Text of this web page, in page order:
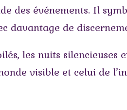
des événements. Il
davantage de
les nuits silencieuses
visible et celui de